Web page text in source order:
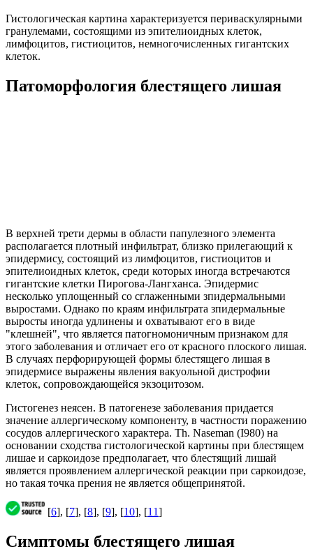
Гистологическая картина характеризуется периваскулярными
гранулемами, состоящими из эпителиоидных клеток,
лимфоцитов, гистиоцитов, немногочисленных гигантских
клеток.
Патоморфология блестящего лишая
В верхней трети дермы в области папулезного элемента
располагается плотный инфильтрат, близко прилегающий к
эпидермису, состоящий из лимфоцитов, гистиоцитов и
эпителиоидных клеток, среди которых иногда встречаются
гигантские клетки Пирогова-Лангханса. Эпидермис
несколько уплощенный со сглаженными зпидермальными
выростами. Однако по краям инфильтрата зпидермальные
выросты иногда удлинены и охватывают его в виде
"клешней", что является патогномоничным признаком для
этого заболевания и отличает его от красного плоского лишая.
В случаях перфорирующей формы блестящего лишая в
эпидермисе выражены явления вакуольной дистрофии
клеток, сопровождающейся экзоцитозом.
Гистогенез неясен. В патогенезе заболевания придается
значение аллергическому компоненту, в частности поражению
сосудов аллергического характера. Th. Naseman (I980) на
основании сходства гистологической картины при блестящем
лишае и саркоидозе предполагает, что блестящий лишай
является проявлением аллергической реакции при саркоидозе,
но такая точка прения не является общепринятой.
[6], [7], [8], [9], [10], [11]
Симптомы блестящего лишая